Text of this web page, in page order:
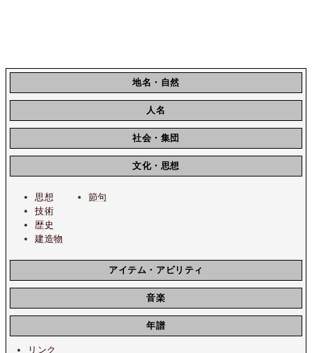
地名・自然
人名
社会・集団
文化・思想
思想
技術
歴史
建造物
節句
アイテム・アビリティ
音楽
年譜
リンク